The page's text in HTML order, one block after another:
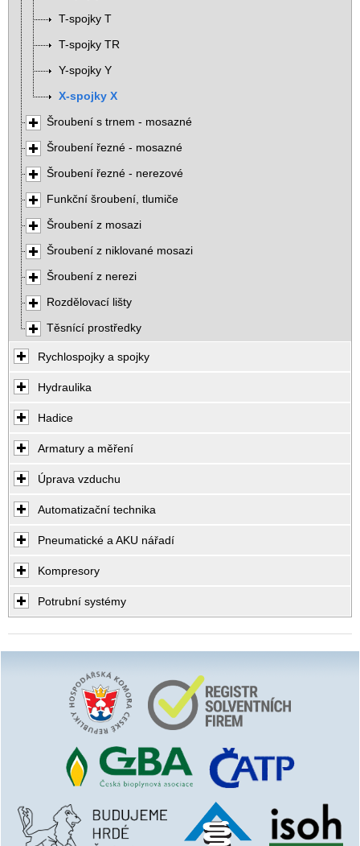
T-spojky T
T-spojky TR
Y-spojky Y
X-spojky X
Šroubení s trnem - mosazné
Šroubení řezné - mosazné
Šroubení řezné - nerezové
Funkční šroubení, tlumiče
Šroubení z mosazi
Šroubení z niklované mosazi
Šroubení z nerezi
Rozdělovací lišty
Těsnící prostředky
Rychlospojky a spojky
Hydraulika
Hadice
Armatury a měření
Úprava vzduchu
Automatizační technika
Pneumatické a AKU nářadí
Kompresory
Potrubní systémy